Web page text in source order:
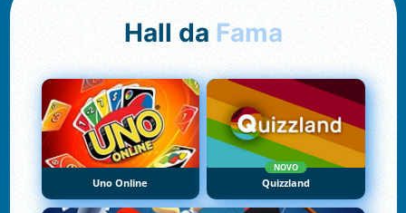
Hall da Fama
Uno Online
NOVO
Quizzland